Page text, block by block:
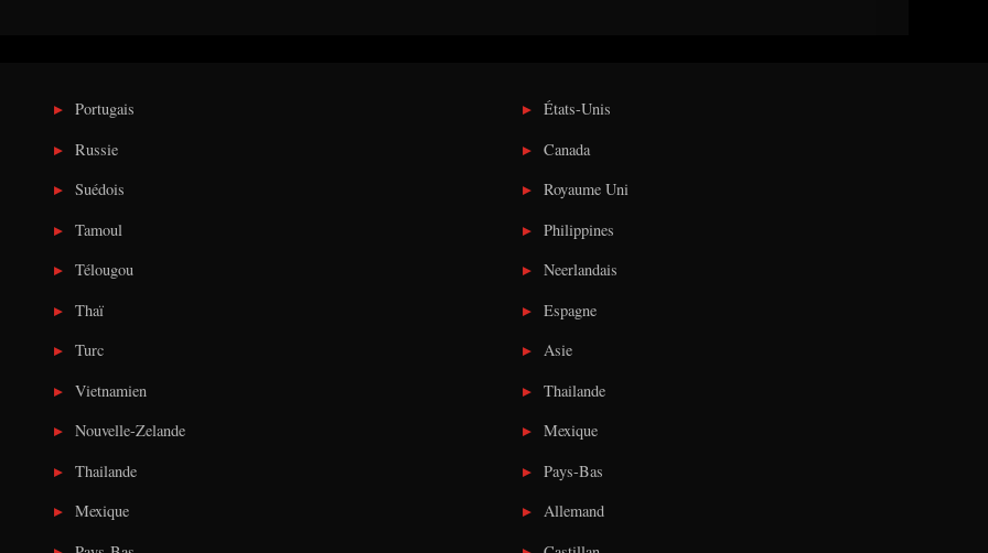
Portugais
Russie
Suédois
Tamoul
Télougou
Thaï
Turc
Vietnamien
Nouvelle-Zelande
Thailande
Mexique
États-Unis
Canada
Royaume Uni
Philippines
Neerlandais
Espagne
Asie
Thailande
Mexique
Pays-Bas
Allemand